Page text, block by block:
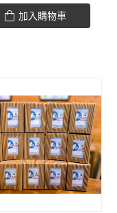
加入購物車